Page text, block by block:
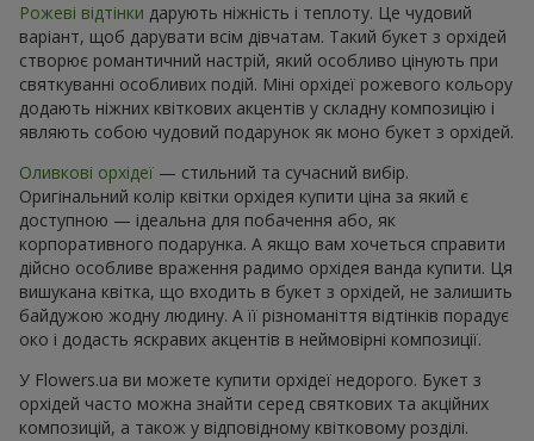
Рожеві відтінки дарують ніжність і теплоту. Це чудовий
варіант, щоб дарувати всім дівчатам. Такий букет з орхідей
створює романтичний настрій, який особливо цінують при
святкуванні особливих подій. Міні орхідеї рожевого кольору
додають ніжних квіткових акцентів у складну композицію і
являють собою чудовий подарунок як моно букет з орхідей.
Оливкові орхідеї — стильний та сучасний вибір.
Оригінальний колір квітки орхідея купити ціна за який є
доступною — ідеальна для побачення або, як
корпоративного подарунка. А якщо вам хочеться справити
дійсно особливе враження радимо орхідея ванда купити. Ця
вишукана квітка, що входить в букет з орхідей, не залишить
байдужою жодну людину. А її різноманіття відтінків порадує
око і додасть яскравих акцентів в неймовірні композиції.
У Flowers.ua ви можете купити орхідеї недорого. Букет з
орхідей часто можна знайти серед святкових та акційних
композицій, а також у відповідному квітковому розділі.